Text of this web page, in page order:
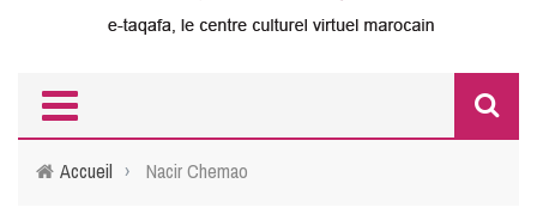
Accueil › Nacir Chemao